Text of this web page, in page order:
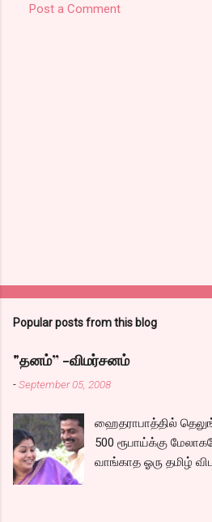
Post a Comment
Popular posts from this blog
"தனம்” -விமர்சனம்
-September 05, 2008
ஹைதராபாத்தில்
500 ரூபாய்க்கு
வாங்காத ஓரு தமிழ்
வாழ்கைபடுகிறாள்.